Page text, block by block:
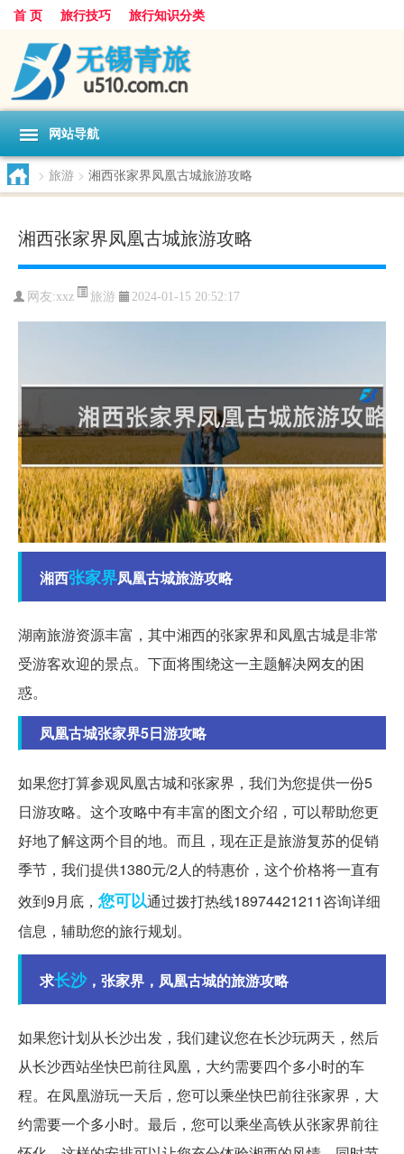
首 页 旅行技巧 旅行知识分类
网站导航
> 旅游 > 湘西张家界凤凰古城旅游攻略
湘西张家界凤凰古城旅游攻略
网友:xxz 旅游 2024-01-15 20:52:17
湘西张家界凤凰古城旅游攻略
湖南旅游资源丰富，其中湘西的张家界和凤凰古城是非常
受游客欢迎的景点。下面将围绕这一主题解决网友的困
惑。
凤凰古城张家界5日游攻略
如果您打算参观凤凰古城和张家界，我们为您提供一份5
日游攻略。这个攻略中有丰富的图文介绍，可以帮助您更
好地了解这两个目的地。而且，现在正是旅游复苏的促销
季节，我们提供1380元/2人的特惠价，这个价格将一直有
效到9月底， 您可以通过拨打热线18974421211咨询详细
信息，辅助您的旅行规划。
求长沙，张家界，凤凰古城的旅游攻略
如果您计划从长沙出发，我们建议您在长沙玩两天，然后
从长沙西站坐快巴前往凤凰，大约需要四个多小时的车
程。在凤凰游玩一天后，您可以乘坐快巴前往张家界，大
约需要一个多小时。最后，您可以乘坐高铁从张家界前往